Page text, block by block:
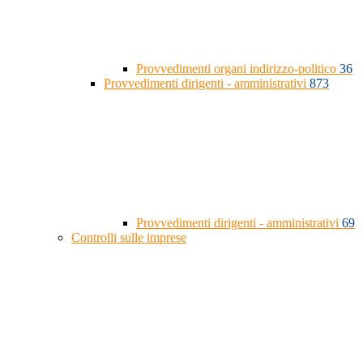
Provvedimenti organi indirizzo-politico 36
Provvedimenti dirigenti - amministrativi 873
Provvedimenti dirigenti - amministrativi 69
Controlli sulle imprese